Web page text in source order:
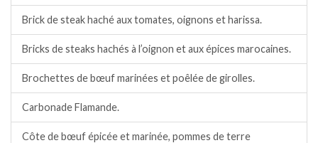
Brick de steak haché aux tomates, oignons et harissa.
Bricks de steaks hachés à l’oignon et aux épices marocaines.
Brochettes de bœuf marinées et poêlée de girolles.
Carbonade Flamande.
Côte de bœuf épicée et marinée, pommes de terre